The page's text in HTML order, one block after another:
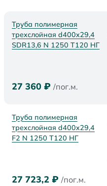
Труба полимерная
трехслойная d400x29,4
SDR13,6 N 1250 Т120 НГ
27 360 ₽ /пог.м.
Труба полимерная
трехслойная d400x29,4
F2 N 1250 Т120 НГ
27 723,2 ₽ /пог.м.